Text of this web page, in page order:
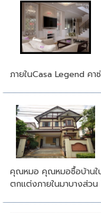
ภายในCasa Legend คา
คุณหมอ คุณหมอซื้อบ้านใ
ตกแต่งภายในมาบางส่ว